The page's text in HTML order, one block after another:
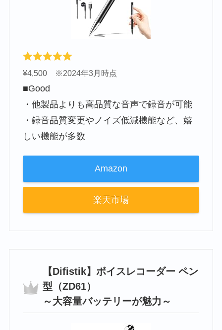
¥4,500 ※2024年3月時点
■Good
・他製品よりも高品質な音声で録音が可能
・録音品質変更やノイズ低減機能など、嬉
しい機能が多数
Amazon
楽天市場
【Difistik】‎ボイスレコーダー ペン
型（ZD61）
～大容量バッテリーが魅力～